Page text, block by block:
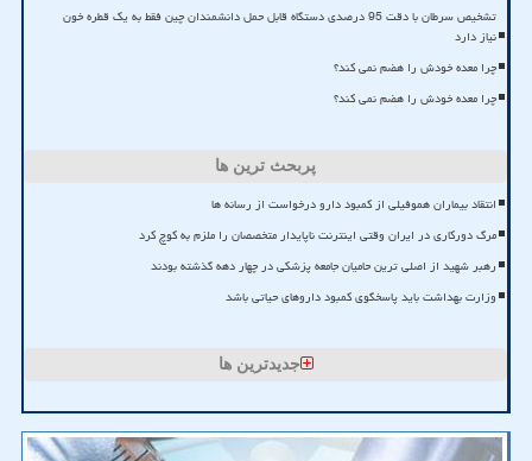
تشخیص سرطان با دقت 95 درصدی دستگاه قابل حمل دانشمندان چین فقط به یک قطره خون
نیاز دارد
چرا معده خودش را هضم نمی کند؟
چرا معده خودش را هضم نمی کند؟
پربحث ترین ها
انتقاد بیماران هموفیلی از کمبود دارو درخواست از رسانه ها
مرگ دورکاری در ایران وقتی اینترنت ناپایدار متخصصان را ملزم به کوچ کرد
رهبر شهید از اصلی ترین حامیان جامعه پزشکی در چهار دهه گذشته بودند
وزارت بهداشت باید پاسخگوی کمبود داروهای حیاتی باشد
جدیدترین ها